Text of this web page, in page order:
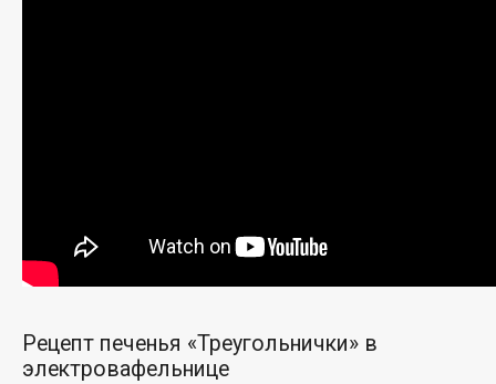
Рецепт печенья «Треугольнички» в
электровафельнице